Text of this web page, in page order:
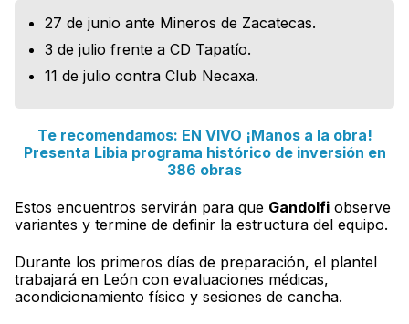
27 de junio ante Mineros de Zacatecas.
3 de julio frente a CD Tapatío.
11 de julio contra Club Necaxa.
Te recomendamos: EN VIVO ¡Manos a la obra!
Presenta Libia programa histórico de inversión en
386 obras
Estos encuentros servirán para que Gandolfi observe
variantes y termine de definir la estructura del equipo.
Durante los primeros días de preparación, el plantel
trabajará en León con evaluaciones médicas,
acondicionamiento físico y sesiones de cancha.